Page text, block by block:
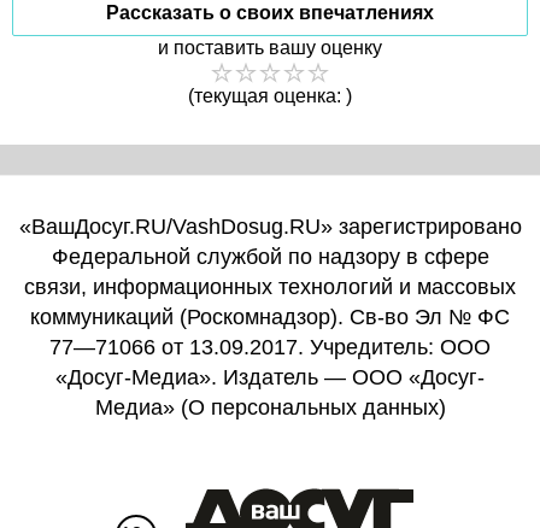
Рассказать о своих впечатлениях
и поставить вашу оценку
(текущая оценка: )
«ВашДосуг.RU/VashDosug.RU» зарегистрировано
Федеральной службой по надзору в сфере
связи, информационных технологий и массовых
коммуникаций (Роскомнадзор). Св-во Эл № ФС
77—71066 от 13.09.2017. Учредитель: ООО
«Досуг-Медиа». Издатель — ООО «Досуг-
Медиа» (О персональных данных)